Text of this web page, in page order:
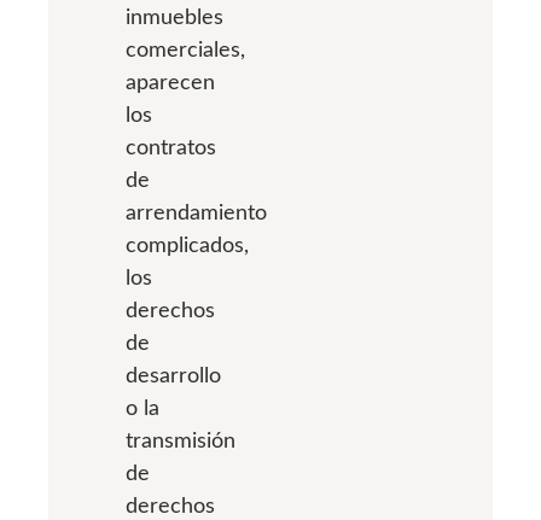
inmuebles
comerciales,
aparecen
los
contratos
de
arrendamiento
complicados,
los
derechos
de
desarrollo
o la
transmisión
de
derechos